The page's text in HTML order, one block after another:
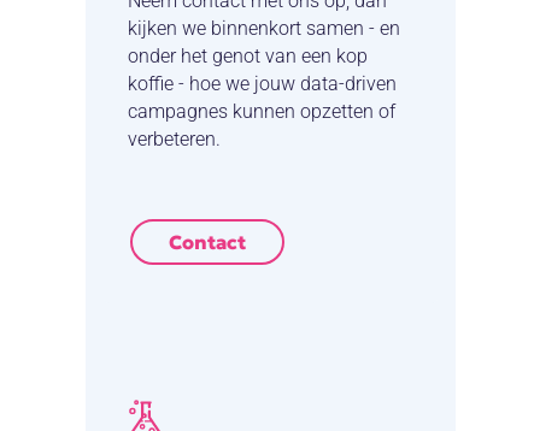
kijken we binnenkort samen - en
onder het genot van een kop
koffie - hoe we jouw data-driven
campagnes kunnen opzetten of
verbeteren.
Contact